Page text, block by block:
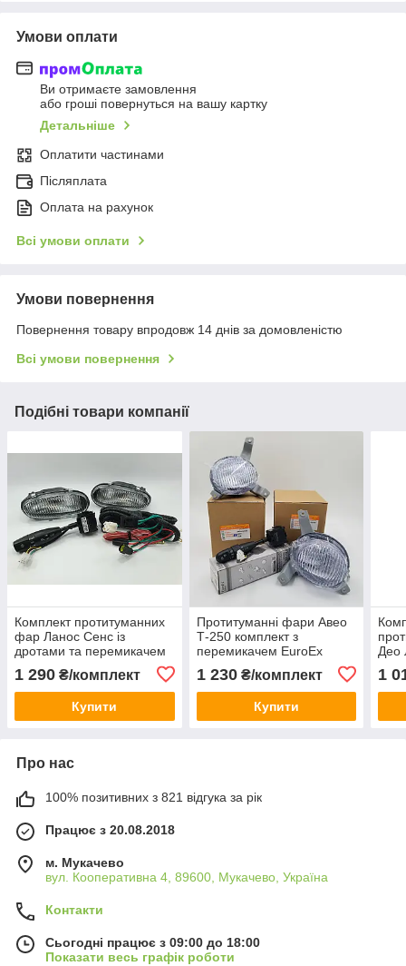
Умови оплати
Ви отримаєте замовлення
або гроші повернуться на вашу картку
Детальніше
Оплатити частинами
Післяплата
Оплата на рахунок
Всі умови оплати
Умови повернення
Повернення товару впродовж 14 днів за домовленістю
Всі умови повернення
Подібні товари компанії
Комплект протитуманних
фар Ланос Сенс із
дротами та перемикачем
96452968 grog Lanos
заводські допуски за
розмірами
1 290 ₴/комплект
Купити
Протитуманні фари Авео
Т-250 комплект з
перемикачем EuroEx
1 230₴/комплект
Купити
Део
1
Про нас
100% позитивних з 821 відгука за рік
Працює з 20.08.2018
м. Мукачево
вул. Кооперативна 4, 89600, Мукачево, Україна
Контакти
Сьогодні працює з 09:00 до 18:00
Показати весь графік роботи